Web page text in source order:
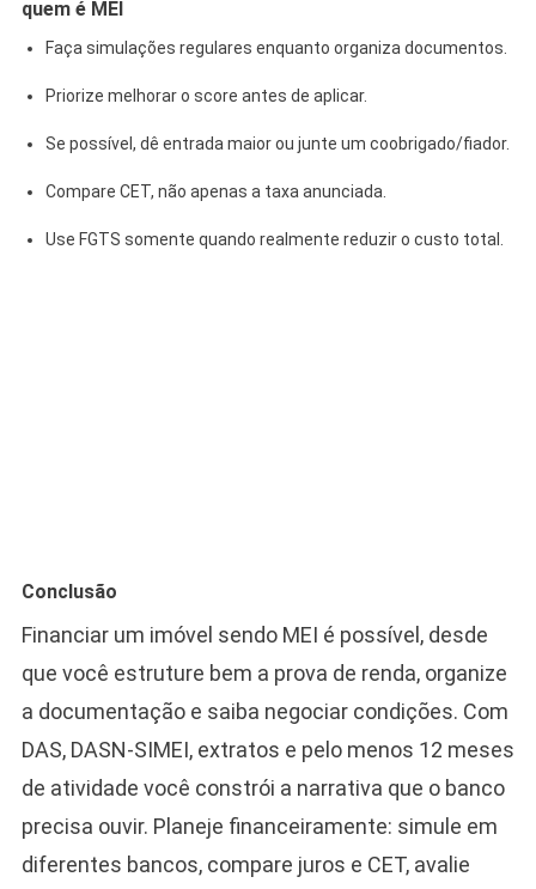
quem é MEI
Faça simulações regulares enquanto organiza documentos.
Priorize melhorar o score antes de aplicar.
Se possível, dê entrada maior ou junte um coobrigado/fiador.
Compare CET, não apenas a taxa anunciada.
Use FGTS somente quando realmente reduzir o custo total.
Conclusão
Financiar um imóvel sendo MEI é possível, desde
que você estruture bem a prova de renda, organize
a documentação e saiba negociar condições. Com
DAS, DASN‑SIMEI, extratos e pelo menos 12 meses
de atividade você constrói a narrativa que o banco
precisa ouvir. Planeje financeiramente: simule em
diferentes bancos, compare juros e CET, avalie